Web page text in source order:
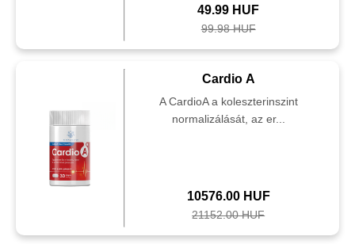
49.99 HUF
99.98 HUF
Cardio A
A CardioA a koleszterinszint
normalizálását, az er...
10576.00 HUF
21152.00 HUF